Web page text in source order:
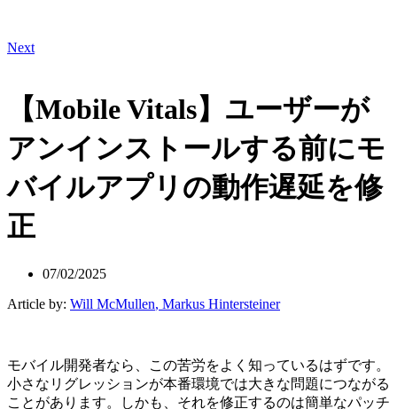
Next
【Mobile Vitals】ユーザーが
アンインストールする前にモ
バイルアプリの動作遅延を修
正
07/02/2025
Article by: Will McMullen, Markus Hintersteiner
モバイル開発者なら、この苦労をよく知っているはずです。
小さなリグレッションが本番環境では大きな問題につながる
ことがあります。しかも、それを修正するのは簡単なパッチ